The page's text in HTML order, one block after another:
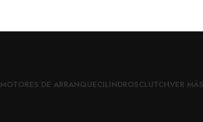
MOTORES DE ARRANQUECILINDROSCLUTCHVER MÁS